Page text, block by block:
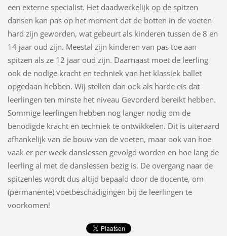
een externe specialist. Het daadwerkelijk op de spitzen
dansen kan pas op het moment dat de botten in de voeten
hard zijn geworden, wat gebeurt als kinderen tussen de 8 en
14 jaar oud zijn. Meestal zijn kinderen van pas toe aan
spitzen als ze 12 jaar oud zijn. Daarnaast moet de leerling
ook de nodige kracht en techniek van het klassiek ballet
opgedaan hebben. Wij stellen dan ook als harde eis dat
leerlingen ten minste het niveau Gevorderd bereikt hebben.
Sommige leerlingen hebben nog langer nodig om de
benodigde kracht en techniek te ontwikkelen. Dit is uiteraard
afhankelijk van de bouw van de voeten, maar ook van hoe
vaak er per week danslessen gevolgd worden en hoe lang de
leerling al met de danslessen bezig is. De overgang naar de
spitzenles wordt dus altijd bepaald door de docente, om
(permanente) voetbeschadigingen bij de leerlingen te
voorkomen!